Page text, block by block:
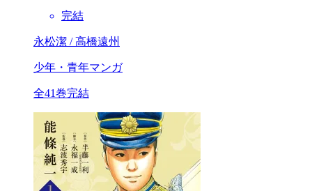
完結
永松潔 / 高橋遠州
少年・青年マンガ
全41巻完結